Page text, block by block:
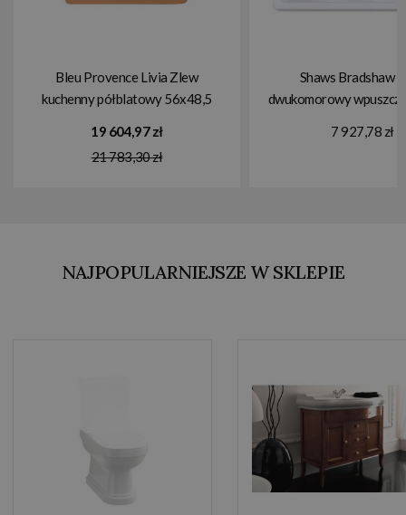
Bleu Provence Livia Zlew
kuchenny półblatowy 56x48,5
19 604,97 zł
21 783,30 zł
Shaws Bradshaw
dwukomorowy
7 927,78 zł
NAJPOPULARNIEJSZE W SKLEPIE